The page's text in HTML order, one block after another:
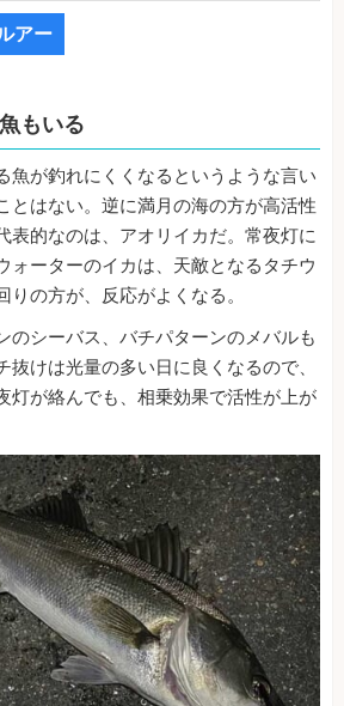
アー
もいる
魚が釣れにくくなるというような言い
とはない。逆に満月の海の方が高活性
表的なのは、アオリイカだ。常夜灯に
ォーターのイカは、天敵となるタチウ
りの方が、反応がよくなる。
のシーバス、バチパターンのメバルも
抜けは光量の多い日に良くなるので、
灯が絡んでも、相乗効果で活性が上が